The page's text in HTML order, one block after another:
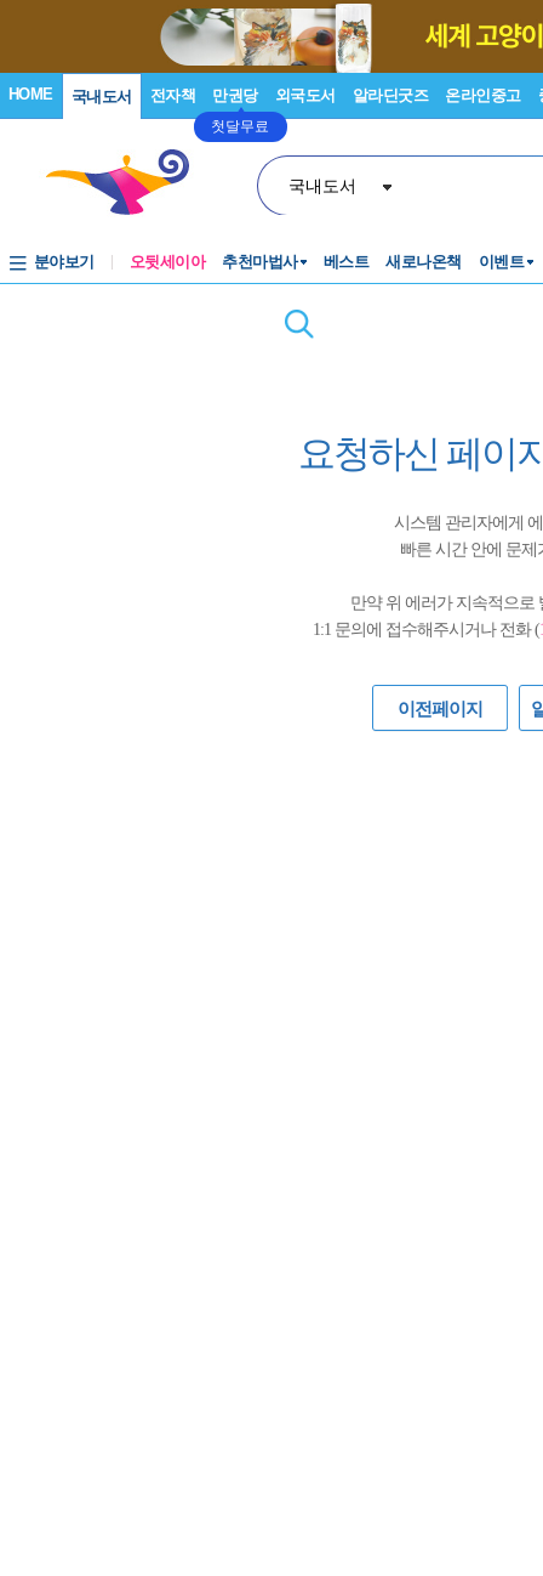
HOME 국내도서 전자책 만권당
첫달무료
외국도서 알라딘굿즈 온라인중고
국내도서
분야보기 오뒷세이아 추천마법사 베스트 새로나온책 이벤트
요청하신 페이
시스템 관리자에게
빠른 시간 안에 문
만약 위 에러가 지속적으로
1:1 문의에 접수해주시거나 전화 (
이전페이지